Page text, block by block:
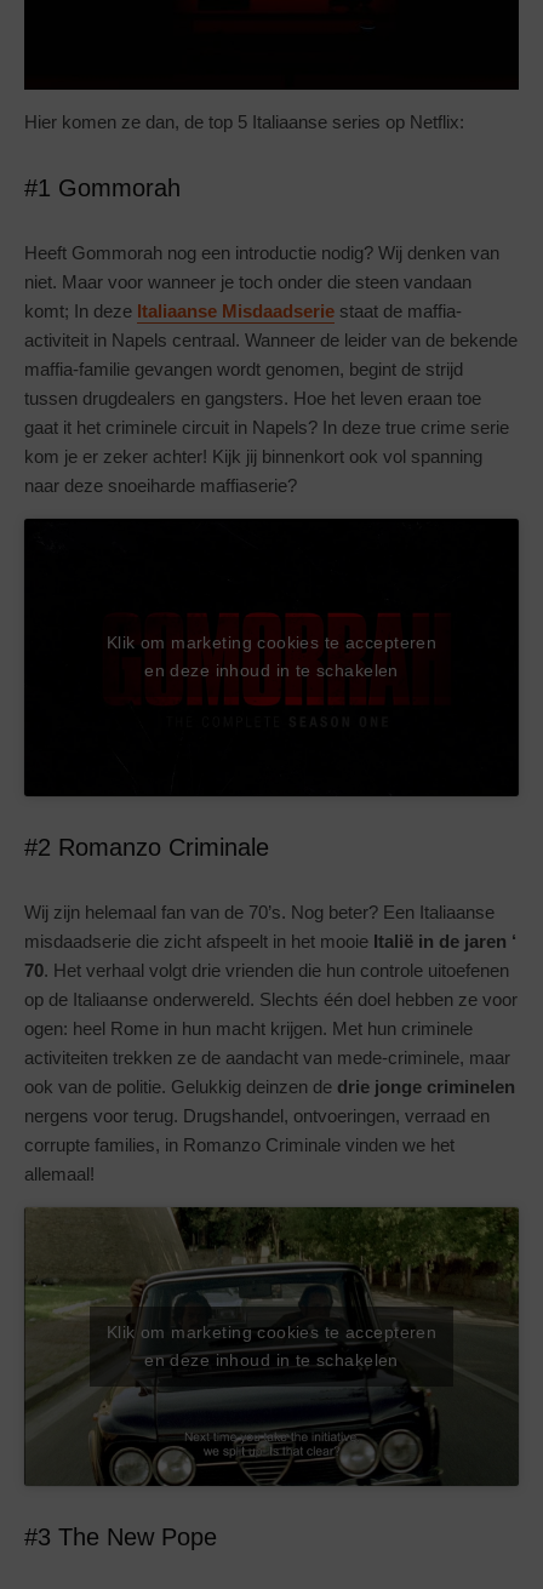
Hier komen ze dan, de top 5 Italiaanse series op Netflix:
#1 Gommorah
Heeft Gommorah nog een introductie nodig? Wij denken van
niet. Maar voor wanneer je toch onder die steen vandaan
komt; In deze Italiaanse Misdaadserie staat de maffia-
activiteit in Napels centraal. Wanneer de leider van de bekende
maffia-familie gevangen wordt genomen, begint de strijd
tussen drugdealers en gangsters. Hoe het leven eraan toe
gaat it het criminele circuit in Napels? In deze true crime serie
kom je er zeker achter! Kijk jij binnenkort ook vol spanning
naar deze snoeiharde maffiaserie?
Klik om marketing cookies te accepteren
en deze inhoud in te schakelen
#2 Romanzo Criminale
Wij zijn helemaal fan van de 70’s. Nog beter? Een Italiaanse
misdaadserie die zicht afspeelt in het mooie Italië in de jaren ‘
70. Het verhaal volgt drie vrienden die hun controle uitoefenen
op de Italiaanse onderwereld. Slechts één doel hebben ze voor
ogen: heel Rome in hun macht krijgen. Met hun criminele
activiteiten trekken ze de aandacht van mede-criminele, maar
ook van de politie. Gelukkig deinzen de drie jonge criminelen
nergens voor terug. Drugshandel, ontvoeringen, verraad en
corrupte families, in Romanzo Criminale vinden we het
allemaal!
Klik om marketing cookies te accepteren
en deze inhoud in te schakelen
#3 The New Pope